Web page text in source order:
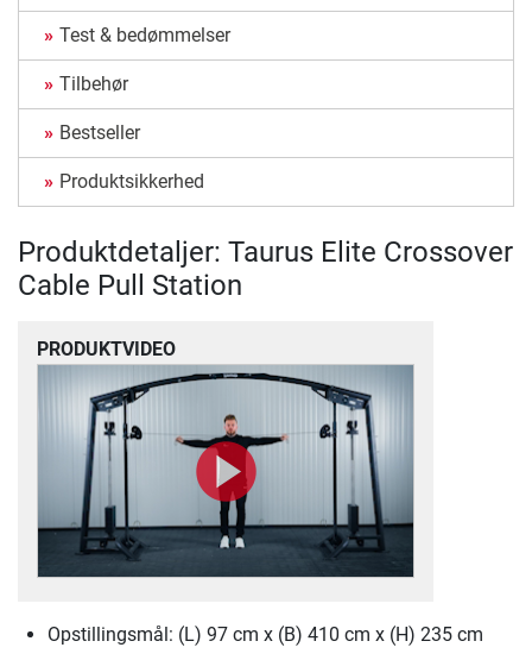
Test & bedømmelser
Tilbehør
Bestseller
Produktsikkerhed
Produktdetaljer: Taurus Elite Crossover
Cable Pull Station
PRODUKTVIDEO
Opstillingsmål: (L) 97 cm x (B) 410 cm x (H) 235 cm